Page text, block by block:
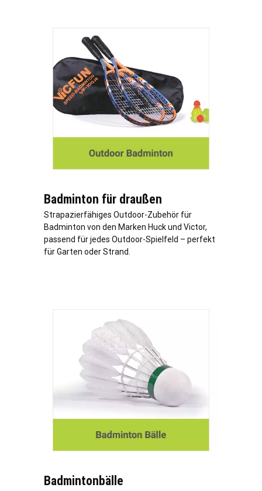
Badminton für draußen
Strapazierfähiges Outdoor-Zubehör für
Badminton von den Marken Huck und Victor,
passend für jedes Outdoor-Spielfeld – perfekt
für Garten oder Strand.
Badmintonbälle